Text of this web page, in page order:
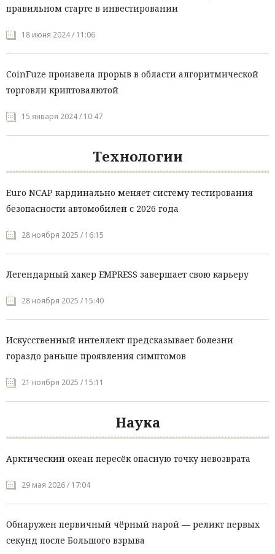
правильном старте в инвестировании
18 июня 2024 / 11:06
CoinFuze произвела прорыв в области алгоритмической
торговли криптовалютой
15 января 2024 / 10:47
Технологии
Euro NCAP кардинально меняет систему тестирования
безопасности автомобилей с 2026 года
28 ноября 2025 / 16:15
Легендарный хакер EMPRESS завершает свою карьеру
28 ноября 2025 / 15:40
Искусственный интеллект предсказывает болезни
гораздо раньше проявления симптомов
21 ноября 2025 / 15:11
Наука
Арктический океан пересёк опасную точку невозврата
29 мая 2026 / 17:04
Обнаружен первичный чёрный нарой — реликт первых
секунд после Большого взрыва